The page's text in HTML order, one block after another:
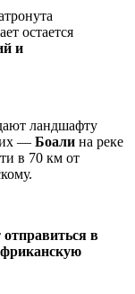
остается
и
ландшафту
— Боали на реке
в 70 км от
в